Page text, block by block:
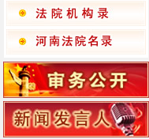
·新安县人民法院执行局指挥中心
电话变更为0379-63159551，原电
话(0379-67289319)停用，请互相
转告，避免电话更换带来工作不